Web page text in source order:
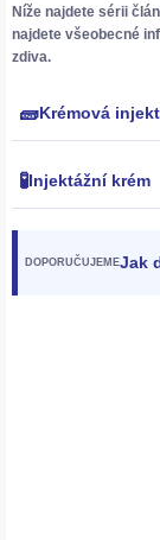
Níže najdete sérii
najdete všeobecné
zdiva.
🧱 Krémová
🧪 Injektážní krém
DOPORUČUJEMEJak